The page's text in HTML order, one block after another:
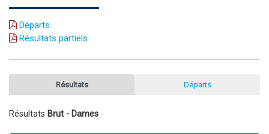
Départs
Résultats partiels
Résultats Départs
Résultats Brut - Dames